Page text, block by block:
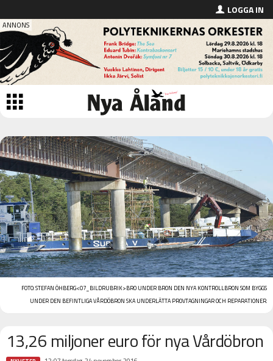
LOGGA IN
FOTO:STEFAN ÖHBERG<07_BILDRUBRIK>BRO UNDER BRON DEN NYA KONTROLLBRON SOM BYGGS
UNDER DEN BEFINTLIGA VÅRDÖBRON SKA UNDERLÄTTA PROVTAGNINGAR OCH REPARATIONER.
13,26 miljoner euro för nya Vårdöbron